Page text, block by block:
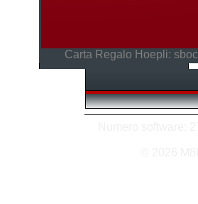
Carta Regalo Hoepli: